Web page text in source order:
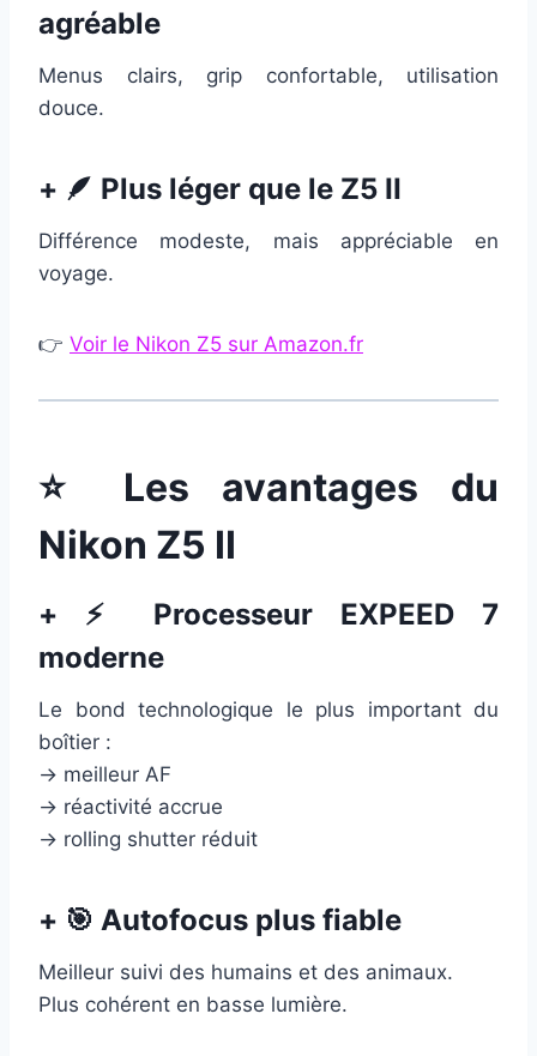
agréable
Menus clairs, grip confortable, utilisation
douce.
+ 🪶 Plus léger que le Z5 II
Différence modeste, mais appréciable en
voyage.
👉 Voir le Nikon Z5 sur Amazon.fr
⭐ Les avantages du
Nikon Z5 II
+ ⚡ Processeur EXPEED 7
moderne
Le bond technologique le plus important du
boîtier :
→ meilleur AF
→ réactivité accrue
→ rolling shutter réduit
+ 🎯 Autofocus plus fiable
Meilleur suivi des humains et des animaux.
Plus cohérent en basse lumière.